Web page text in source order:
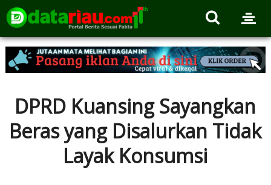
DPRD Kuansing Sayangkan
Beras yang Disalurkan Tidak
Layak Konsumsi